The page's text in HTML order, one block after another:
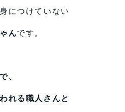
につけていない
んです。
、
れる職人さんと